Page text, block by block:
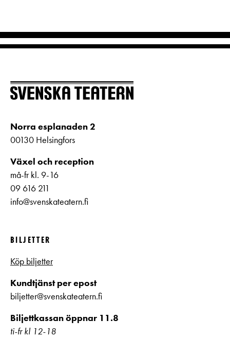
Norra esplanaden 2
00130 Helsingfors
Växel och reception
må-fr kl. 9-16
09 616 211
info@svenskateatern.fi
BILJETTER
Köp biljetter
Kundtjänst per epost
biljetter@svenskateatern.fi
Biljettkassan öppnar 11.8
ti-fr kl 12-18